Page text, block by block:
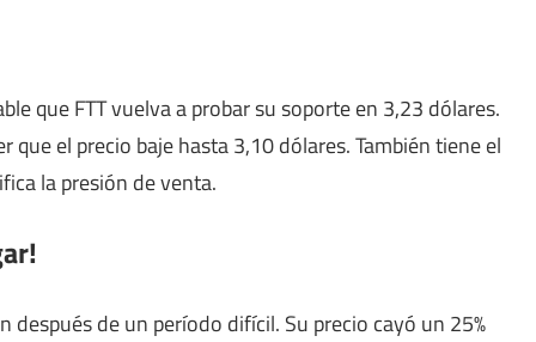
que FTT vuelva a probar su soporte en 3,23 dólares.
el precio baje hasta 3,10 dólares. También tiene el
la presión de venta.
de un período difícil. Su precio cayó un 25%